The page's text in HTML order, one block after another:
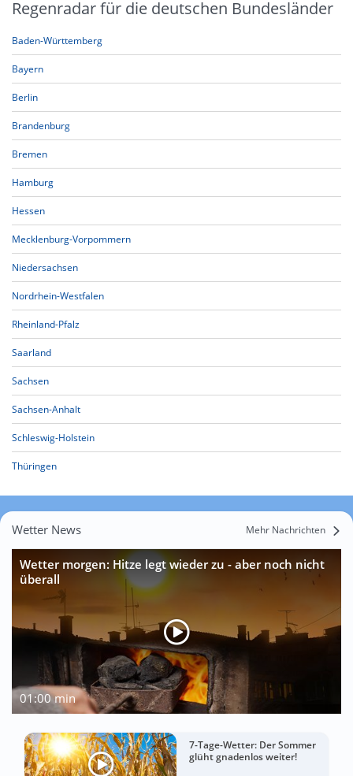
Regenradar für die deutschen Bundesländer
Baden-Württemberg
Bayern
Berlin
Brandenburg
Bremen
Hamburg
Hessen
Mecklenburg-Vorpommern
Niedersachsen
Nordrhein-Westfalen
Rheinland-Pfalz
Saarland
Sachsen
Sachsen-Anhalt
Schleswig-Holstein
Thüringen
Wetter News Mehr Nachrichten
Wetter morgen: Hitze legt wieder zu - aber noch nicht
überall
01:00 min
7-Tage-Wetter: Der Sommer
glüht gnadenlos weiter!